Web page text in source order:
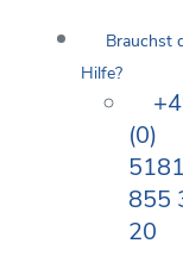
Brauchst
Hilfe?
(0)
855
20